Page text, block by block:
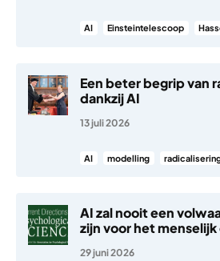
AI Einsteintelescoop
Een beter begrip van
dankzij AI
13 juli 2026
AI modelling
AI zal nooit een
zijn voor het
29 juni 2026